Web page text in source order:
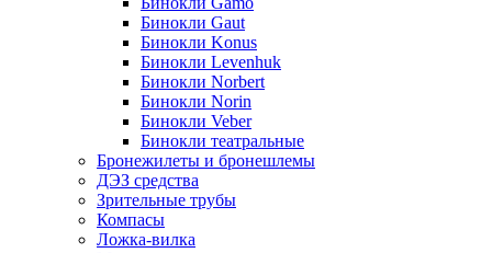
Бинокли Gaut
Бинокли Konus
Бинокли Levenhuk
Бинокли Norbert
Бинокли Norin
Бинокли Veber
Бинокли театральные
Бронежилеты и бронешлемы
ДЭЗ средства
Зрительные трубы
Компасы
Ложка-вилка